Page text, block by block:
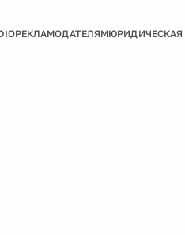
РЕКЛАМОДАТЕЛЯМ